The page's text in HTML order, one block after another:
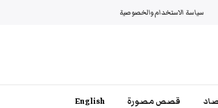
سياسة الاستخدام والخصوصية
قصص مصورة English